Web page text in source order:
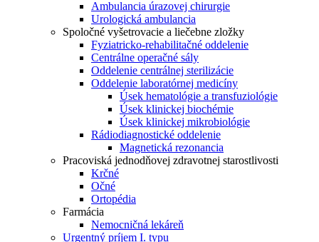
Ambulancia úrazovej chirurgie
Urologická ambulancia
Spoločné vyšetrovacie a liečebne zložky
Fyziatricko-rehabilitačné oddelenie
Centrálne operačné sály
Oddelenie centrálnej sterilizácie
Oddelenie laboratórnej medicíny
Úsek hematológie a transfuziológie
Úsek klinickej biochémie
Úsek klinickej mikrobiológie
Rádiodiagnostické oddelenie
Magnetická rezonancia
Pracoviská jednodňovej zdravotnej starostlivosti
Krčné
Očné
Ortopédia
Farmácia
Nemocničná lekáreň
Urgentný príjem I. typu